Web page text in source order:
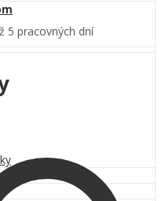
5 pracovných dní